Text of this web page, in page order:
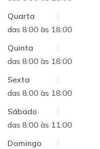
Quarta
:
das 8:00 às 18:00
Quinta
:
das 8:00 às 18:00
Sexta
:
das 8:00 às 18:00
Sábado
:
das 8:00 às 11:00
Domingo
: